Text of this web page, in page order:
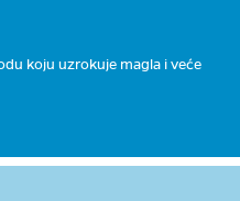
koju uzrokuje magla i veće